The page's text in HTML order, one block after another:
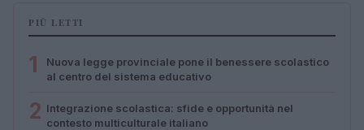
PIÙ LETTI
1
Nuova legge provinciale pone il benessere scolastico
al centro del sistema educativo
2 Integrazione scolastica: sfide e opportunità nel
contesto multiculturale italiano